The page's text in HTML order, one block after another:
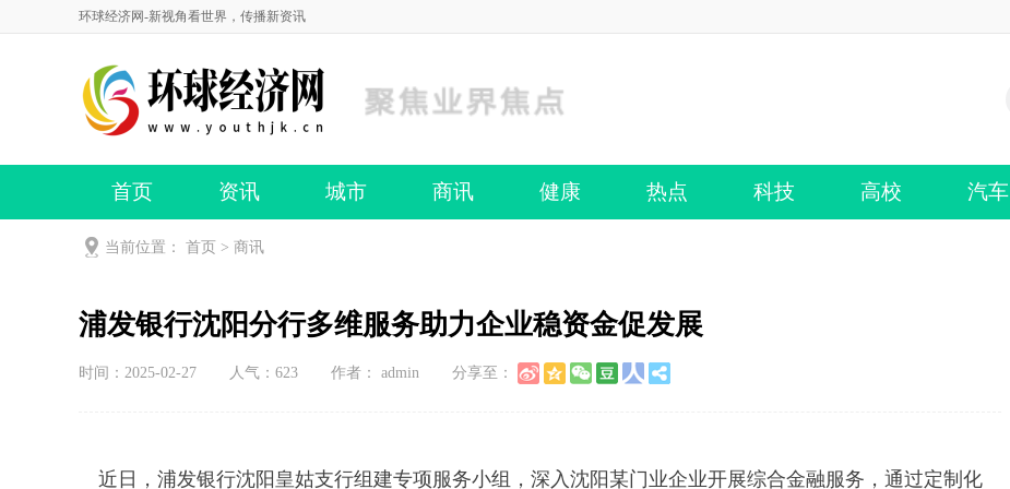
环球经济网-新视角看世界，传播新资讯
首页 资讯 城市 商讯 健康 热点 科技 高校 汽车
当前位置： 首页 > 商讯
浦发银行沈阳分行多维服务助力企业稳资金促发展
时间：2025-02-27 人气： 623 作者： admin 分享至：
近日，浦发银行沈阳皇姑支行组建专项服务小组，深入沈阳某门业企业开展综合金融服务，通过定制化